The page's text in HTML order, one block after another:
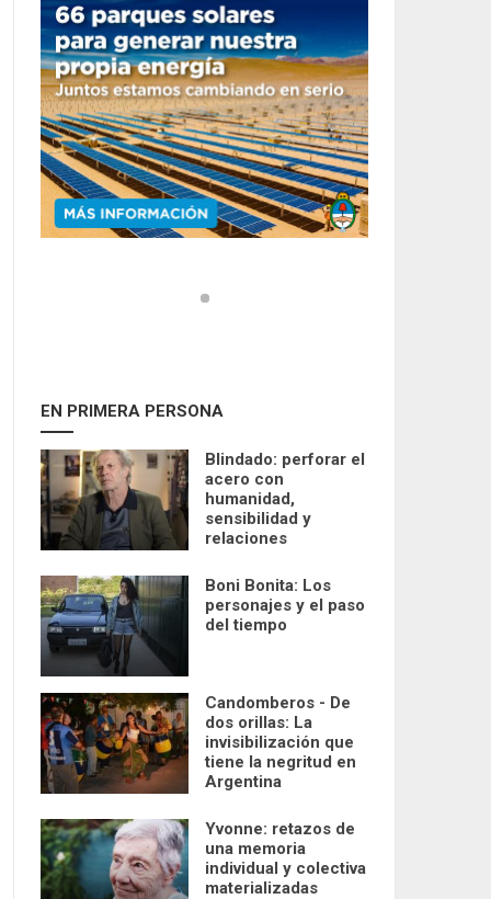
EN PRIMERA PERSONA
Blindado: perforar el
acero con
humanidad,
sensibilidad y
relaciones
Boni Bonita: Los
personajes y el paso
del tiempo
Candomberos - De
dos orillas: La
invisibilización que
tiene la negritud en
Argentina
Yvonne: retazos de
una memoria
individual y colectiva
materializadas